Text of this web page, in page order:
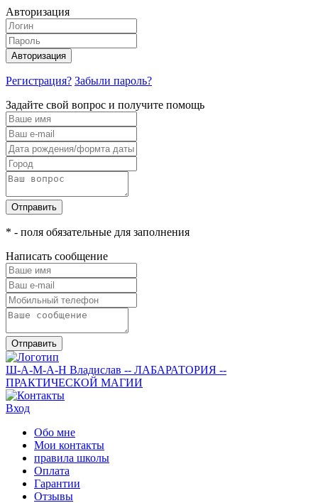
Авторизация
Авторизация
Регистрация? Забыли пароль?
Задайте свой вопрос и получите помощь
Отправить
* - поля обязательные для заполнения
Написать сообщение
Отправить
Ш-А-М-А-Н Владислав -- ЛАБАРАТОРИЯ --
ПРАКТИЧЕСКОЙ МАГИИ
Вход
Обо мне
Мои контакты
правила школы
Оплата
Гарантии
Отзывы